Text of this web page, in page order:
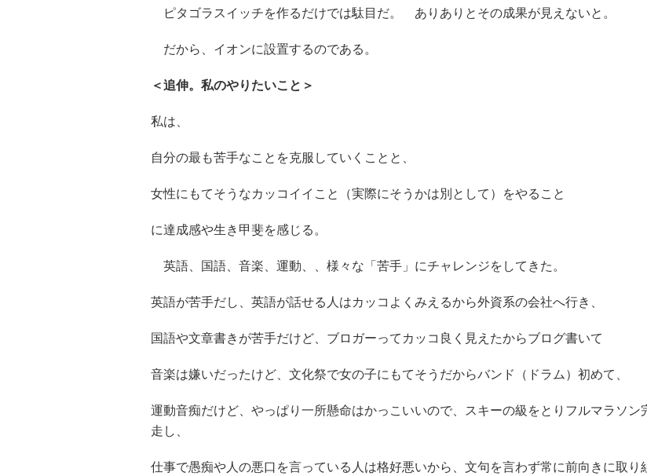
ピタゴラスイッチを作るだけでは駄目だ。 ありありとその成果が見えないと。
だから、イオンに設置するのである。
＜追伸。 私のやりたいこと＞
私は、
自分の最も苦手なことを克服していくことと、
女性にもてそうなカッコイイこと（実際にそうかは別として）をやること
に達成感や生き甲斐を感じる。
英語、国語、音楽、運動、、様々な「苦手」にチャレンジをしてきた。
英語が苦手だし、英語が話せる人はカッコよくみえるから外資系の会社へ行き、
国語や文章書きが苦手だけど、ブロガーってカッコ良く見えたからブログ書いて
音楽は嫌いだったけど、文化祭で女の子にもてそうだからバンド（ドラム）初めて、
運動音痴だけど、やっぱり一所懸命はかっこいいので、スキーの級をとりフルマラソン
走し、
仕事で愚痴や人の悪口を言っている人は格好悪いから、文句を言わず常に前向きに取り